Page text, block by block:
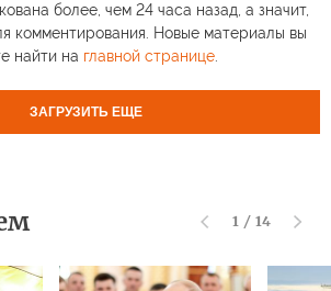
более, чем 24 часа назад, а значит,
комментирования. Новые материалы вы
найти на главной странице.
ЗАГРУЗИТЬ ЕЩЕ
1 / 14